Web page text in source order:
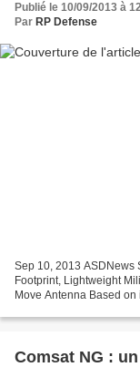
Publié le 10/09/2013 à
Par RP Defense
Sep 10, 2013 ASDNews
Footprint, Lightweight
Move Antenna Based on
Comsat NG :